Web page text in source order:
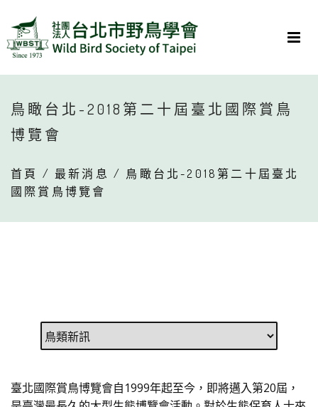
鳥瞰台北-2018第二十屆臺北國際賞鳥
博覽會
首頁 / 最新消息 / 鳥瞰台北-2018第二十屆臺北
國際賞鳥博覽會
臺北國際賞鳥博覽會自1999年起至今，即將邁入第20屆，